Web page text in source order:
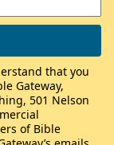
that you
Gateway,
501 Nelson
of Bible